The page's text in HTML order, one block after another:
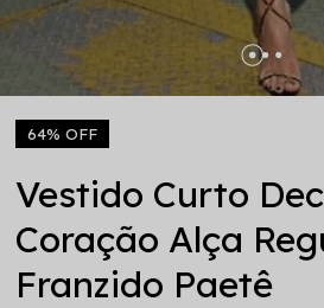
64% OFF
Vestido Curto
Coração Alça
Franzido Paetê